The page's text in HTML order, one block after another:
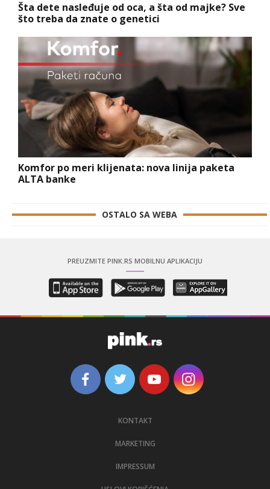
Šta dete nasleđuje od oca, a šta od majke? Sve
što treba da znate o genetici
Komfor po meri klijenata: nova linija paketa
ALTA banke
OSTALO SA WEBA
PREUZMITE PINK.RS MOBILNU APLIKACIJU
KONTAKT
MARKETING
IMPRESSUM